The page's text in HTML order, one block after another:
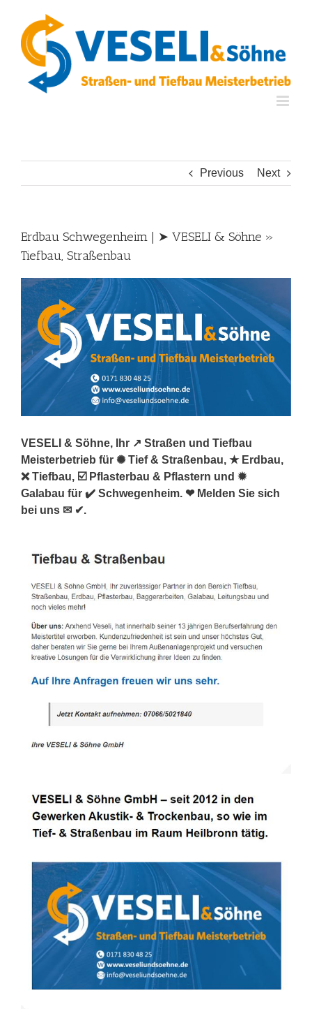
content
Previous Next
Erdbau Schwegenheim | ➤ VESELI & Söhne »
Tiefbau, Straßenbau
VESELI & Söhne, Ihr ↗️ Straßen und Tiefbau
Meisterbetrieb für ✺ Tief & Straßenbau, ★ Erdbau,
❌ Tiefbau, ☑️ Pflasterbau & Pflastern und ✹
Galabau für ✔️ Schwegenheim. ❤ Melden Sie sich
bei uns ✉ ✔.